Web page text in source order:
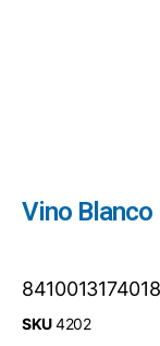
Vino
8410013174018
SKU4202